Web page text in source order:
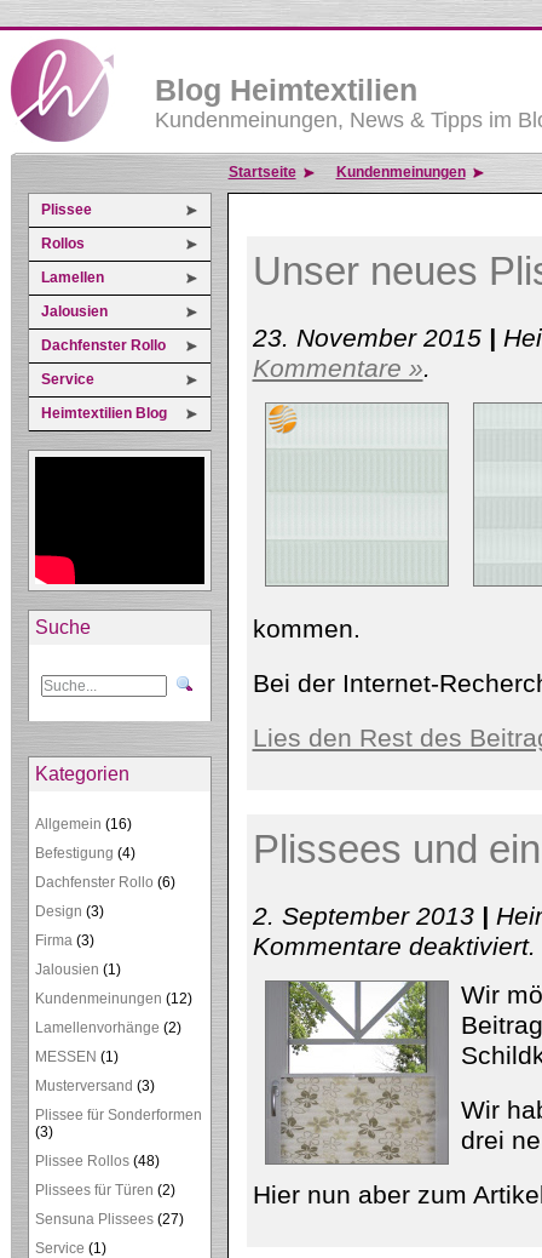
Blog Heimtextilien
Kundenmeinungen, News & Tipps im
Plissee
Rollos
Lamellen
Jalousien
Dachfenster Rollo
Service
Heimtextilien Blog
Suche
Kategorien
Allgemein (16)
Befestigung (4)
Dachfenster Rollo (6)
Design (3)
Firma(3)
Jalousien (1)
Kundenmeinungen (12)
Lamellenvorhänge (2)
MESSEN (1)
Musterversand (3)
Plissee für Sonderformen
(3)
Plissee Rollos(48)
Plissees für Türen (2)
Sensuna Plissees(27)
Service (1)
Startseite Kundenmeinungen
Unser neues
23. November 2015 |
Kommentare ».
kommen.
Bei der Internet-
Lies den Rest des
Plissees und
2. September 2013 |
Kommentare deaktiviert.
Wir
Wir
drei
Hier nun aber zum